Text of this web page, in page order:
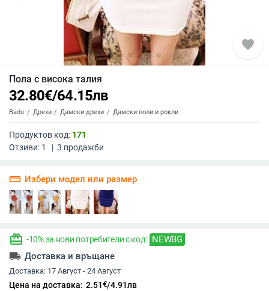
favorite
Пола с висока талия
32.80€/64.15лв
Badu Дрехи Дамски дрехи Дамски поли и рокли
Продуктов код: 171
Отзиви: 1 | 3 продажби
straighten Избери модел или размер
redeem -10% за нови потребители с код: NEWBG
local_shipping Доставка и връщане
Доставка: 17 Август - 24 Август
Цена на доставка: 2.51€/4.91лв